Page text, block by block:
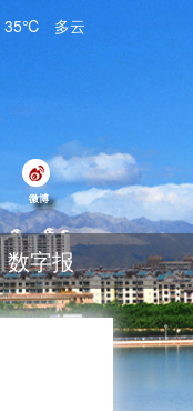
35℃ 多云
微博
数字报